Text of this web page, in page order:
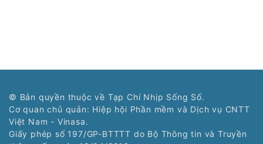
© Bản quyền thuộc về Tạp Chí Nhịp Sống Số.
Cơ quan chủ quản: Hiệp hội Phần mềm và Dịch vụ CNTT
Việt Nam - Vinasa.
Giấy phép số 197/GP-BTTTT do Bộ Thông tin và Truyền